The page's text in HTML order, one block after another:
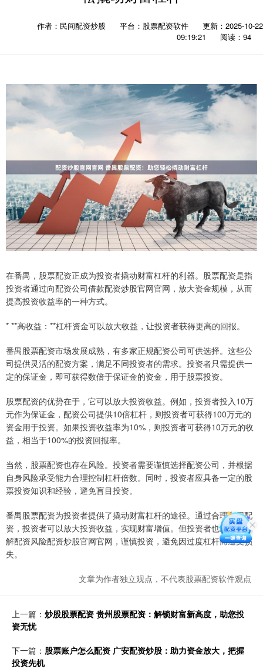
作者：民间配资炒股 平台：股票配资软件
更新：2025-10-22
09:19:21
阅读：94
在番禺，股票配资正成为投资者撬动财富杠杆的利器。股票配资是指
投资者通过向配资公司借款配资炒股官网官网，放大资金规模，从而
提高投资收益率的一种方式。
* **高收益：**杠杆资金可以放大收益，让投资者获得更高的回报。
番禺股票配资市场发展成熟，有多家正规配资公司可供选择。这些公
司提供灵活的配资方案，满足不同投资者的需求。投资者只需提供一
定的保证金，即可获得数倍于保证金的资金，用于股票投资。
股票配资的优势在于，它可以放大投资收益。例如，投资者投入10万
元作为保证金，配资公司提供10倍杠杆，则投资者可获得100万元的
资金用于投资。如果投资收益率为10%，则投资者可获得10万元的收
益，相当于100%的投资回报率。
当然，股票配资也存在风险。投资者需要谨慎选择配资公司，并根据
自身风险承受能力合理控制杠杆倍数。同时，投资者应具备一定的股
票投资知识和经验，避免盲目投资。
番禺股票配资为投资者提供了撬动财富杠杆的途径。通过合理利用配
资，投资者可以放大投资收益，实现财富增值。但投资者也应充分了
解配资风险配资炒股官网官网，谨慎投资，避免因过度杠杆而遭受损
失。
文章为作者独立观点，不代表股票配资软件观点
上一篇： 炒股股票配资 贵州股票配资：解锁财富新高度，助您投
资无忧
下一篇： 股票账户怎么配资 广安配资炒股：助力资金放大，把握
投资先机